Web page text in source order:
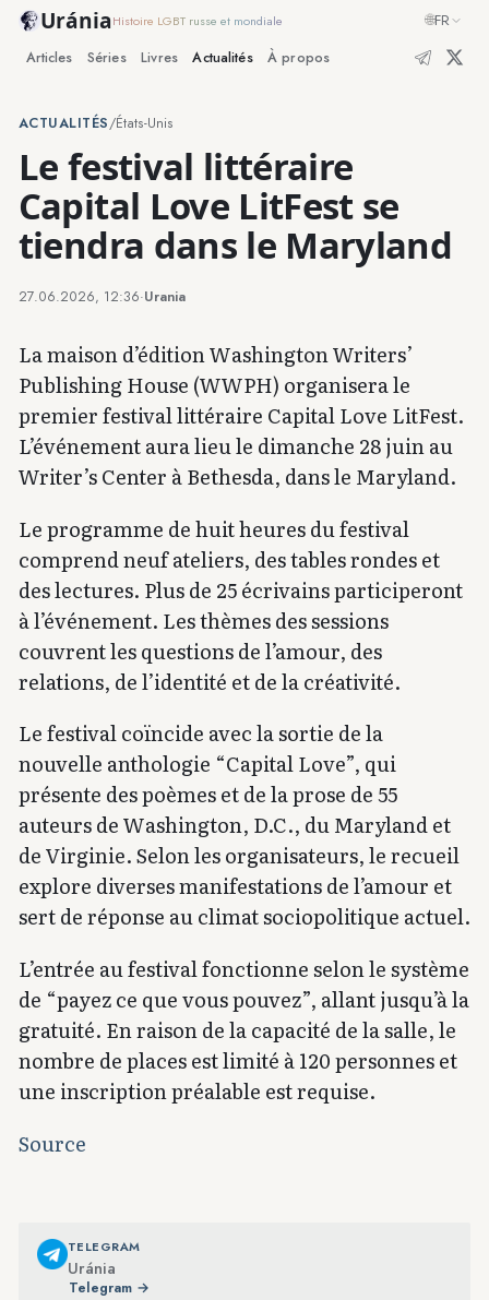
UrániaHistoire LGBT russe et mondiale 🌐FR
Articles Séries Livres Actualités À propos
ACTUALITÉS/États-Unis
Le festival littéraire
Capital Love LitFest se
tiendra dans le Maryland
27.06.2026, 12:36·Urania
La maison d’édition Washington Writers’
Publishing House (WWPH) organisera le
premier festival littéraire Capital Love LitFest.
L’événement aura lieu le dimanche 28 juin au
Writer’s Center à Bethesda, dans le Maryland.
Le programme de huit heures du festival
comprend neuf ateliers, des tables rondes et
des lectures. Plus de 25 écrivains participeront
à l’événement. Les thèmes des sessions
couvrent les questions de l’amour, des
relations, de l’identité et de la créativité.
Le festival coïncide avec la sortie de la
nouvelle anthologie “Capital Love”, qui
présente des poèmes et de la prose de 55
auteurs de Washington, D.C., du Maryland et
de Virginie. Selon les organisateurs, le recueil
explore diverses manifestations de l’amour et
sert de réponse au climat sociopolitique actuel.
L’entrée au festival fonctionne selon le système
de “payez ce que vous pouvez”, allant jusqu’à la
gratuité. En raison de la capacité de la salle, le
nombre de places est limité à 120 personnes et
une inscription préalable est requise.
Source
TELEGRAM
Uránia
Telegram →